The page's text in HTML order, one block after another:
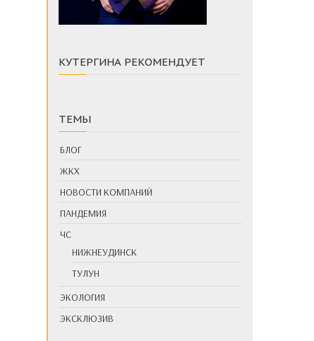
КУТЕРГИНА РЕКОМЕНДУЕТ
ТЕМЫ
БЛОГ
ЖКХ
НОВОСТИ КОМПАНИЙ
ПАНДЕМИЯ
ЧС
НИЖНЕУДИНСК
ТУЛУН
ЭКОЛОГИЯ
ЭКСКЛЮЗИВ